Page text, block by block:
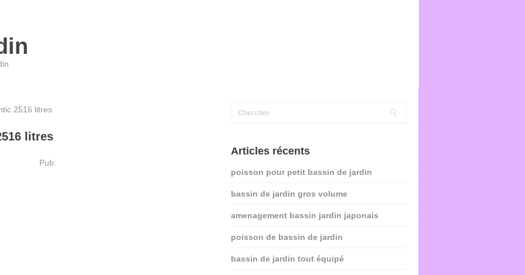
2516 litres
litres
Pub:
Articles récents
poisson pour petit bassin de jardin
bassin de jardin gros volume
amenagement bassin jardin japonais
poisson de bassin de jardin
bassin de jardin tout équipé